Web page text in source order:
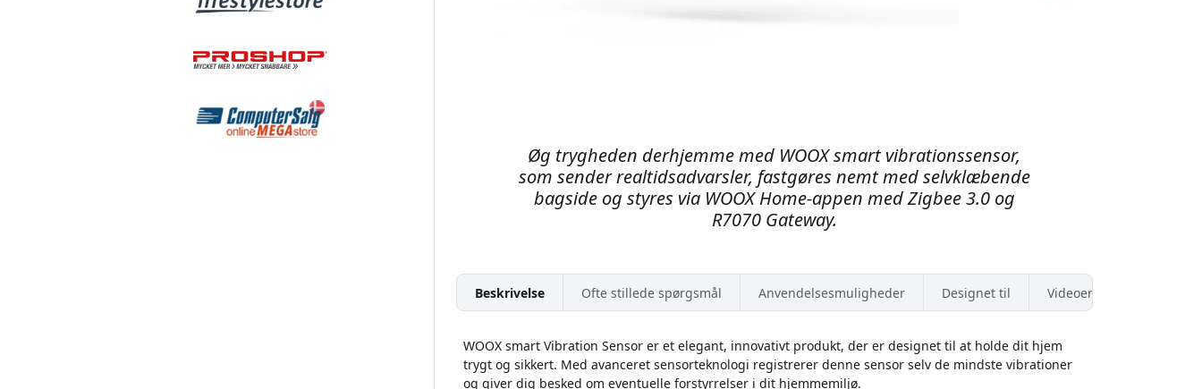
Øg trygheden derhjemme med WOOX smart vibrationssensor,
som sender realtidsadvarsler, fastgøres nemt med selvklæbende
bagside og styres via WOOX Home-appen med Zigbee 3.0 og
R7070 Gateway.
Beskrivelse Ofte stillede spørgsmål Anvendelsesmuligheder Designet til Videoer
WOOX smart Vibration Sensor er et elegant, innovativt produkt, der er designet til at holde dit hjem
trygt og sikkert. Med avanceret sensorteknologi registrerer denne sensor selv de mindste vibrationer
og giver dig besked om eventuelle forstyrrelser i dit hjemmemiljø.